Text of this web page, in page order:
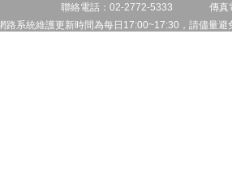
聯絡電話：02-2772-5333 傳
路系統維護更新時間為每日17:00~17:30，請儘量